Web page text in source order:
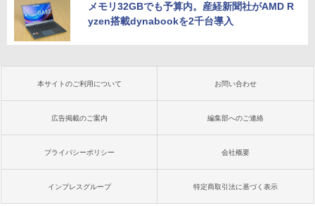
メモリ32GBでも予算内。産経新聞社がAMD R
yzen搭載dynabookを2千台導入
本サイトのご利用について お問い合わせ
広告掲載のご案内 編集部へのご連絡
プライバシーポリシー 会社概要
インプレスグループ 特定商取引法に基づく表示